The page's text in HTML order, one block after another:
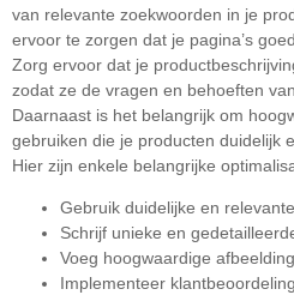
van relevante zoekwoorden in je
ervoor te zorgen dat je pagina’s
Zorg ervoor dat je
zodat ze de vragen en behoeften
Daarnaast is het belangrijk om
gebruiken die je producten duidelijk
Hier zijn enkele belangrijke
Gebruik duidelijke en
Schrijf unieke en
Voeg hoogwaardige
Implementeer